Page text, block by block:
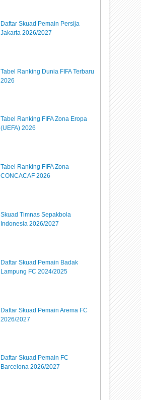
Daftar Skuad Pemain Persija
Jakarta 2026/2027
Tabel Ranking Dunia FIFA Terbaru
2026
Tabel Ranking FIFA Zona Eropa
(UEFA) 2026
Tabel Ranking FIFA Zona
CONCACAF 2026
Skuad Timnas Sepakbola
Indonesia 2026/2027
Daftar Skuad Pemain Badak
Lampung FC 2024/2025
Daftar Skuad Pemain Arema FC
2026/2027
Daftar Skuad Pemain FC
Barcelona 2026/2027